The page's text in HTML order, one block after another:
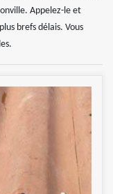
Appelez-le et
brefs délais. Vous